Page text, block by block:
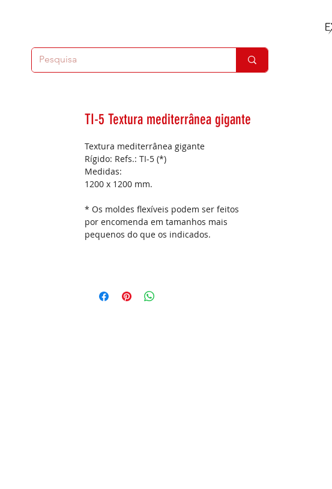
TI-5 Textura mediterrânea gigante
Textura mediterrânea gigante
Rígido: Refs.: TI-5 (*)
Medidas:
1200 x 1200 mm.
* Os moldes flexíveis podem ser feitos
por encomenda em tamanhos mais
pequenos do que os indicados.